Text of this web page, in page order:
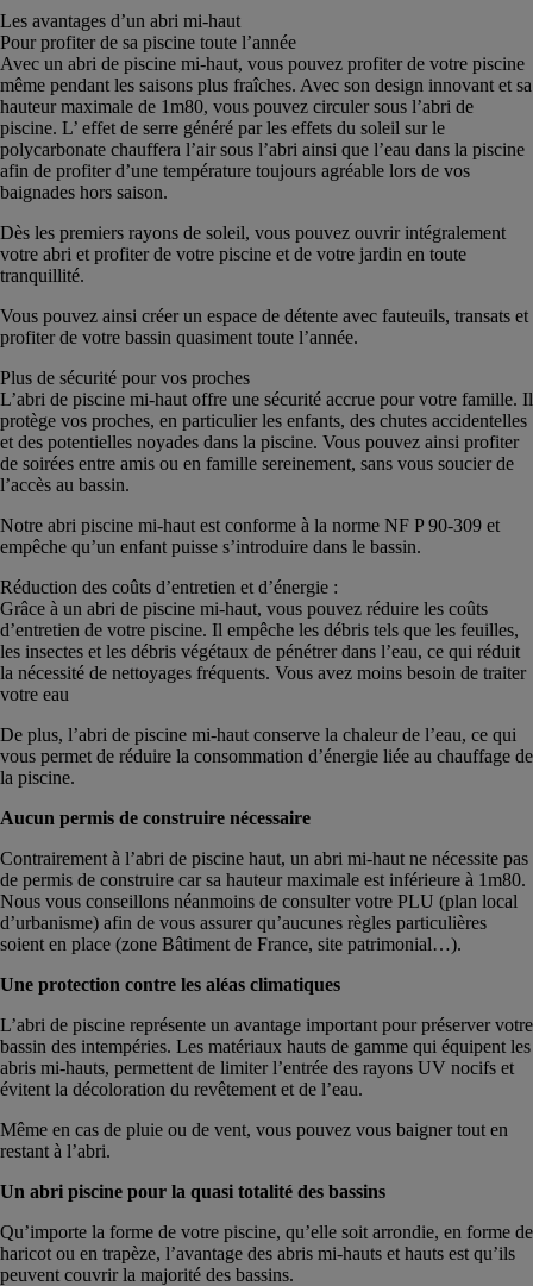
Les avantages d’un abri mi-haut
Pour profiter de sa piscine toute l’année
Avec un abri de piscine mi-haut, vous pouvez profiter de votre piscine
même pendant les saisons plus fraîches. Avec son design innovant et sa
hauteur maximale de 1m80, vous pouvez circuler sous l’abri de
piscine. L’ effet de serre généré par les effets du soleil sur le
polycarbonate chauffera l’air sous l’abri ainsi que l’eau dans la piscine
afin de profiter d’une température toujours agréable lors de vos
baignades hors saison.
Dès les premiers rayons de soleil, vous pouvez ouvrir intégralement
votre abri et profiter de votre piscine et de votre jardin en toute
tranquillité.
Vous pouvez ainsi créer un espace de détente avec fauteuils, transats et
profiter de votre bassin quasiment toute l’année.
Plus de sécurité pour vos proches
L’abri de piscine mi-haut offre une sécurité accrue pour votre famille. Il
protège vos proches, en particulier les enfants, des chutes accidentelles
et des potentielles noyades dans la piscine. Vous pouvez ainsi profiter
de soirées entre amis ou en famille sereinement, sans vous soucier de
l’accès au bassin.
Notre abri piscine mi-haut est conforme à la norme NF P 90-309 et
empêche qu’un enfant puisse s’introduire dans le bassin.
Réduction des coûts d’entretien et d’énergie :
Grâce à un abri de piscine mi-haut, vous pouvez réduire les coûts
d’entretien de votre piscine. Il empêche les débris tels que les feuilles,
les insectes et les débris végétaux de pénétrer dans l’eau, ce qui réduit
la nécessité de nettoyages fréquents. Vous avez moins besoin de traiter
votre eau
De plus, l’abri de piscine mi-haut conserve la chaleur de l’eau, ce qui
vous permet de réduire la consommation d’énergie liée au chauffage de
la piscine.
Aucun permis de construire nécessaire
Contrairement à l’abri de piscine haut, un abri mi-haut ne nécessite pas
de permis de construire car sa hauteur maximale est inférieure à 1m80.
Nous vous conseillons néanmoins de consulter votre PLU (plan local
d’urbanisme) afin de vous assurer qu’aucunes règles particulières
soient en place (zone Bâtiment de France, site patrimonial…).
Une protection contre les aléas climatiques
L’abri de piscine représente un avantage important pour préserver votre
bassin des intempéries. Les matériaux hauts de gamme qui équipent les
abris mi-hauts, permettent de limiter l’entrée des rayons UV nocifs et
évitent la décoloration du revêtement et de l’eau.
Même en cas de pluie ou de vent, vous pouvez vous baigner tout en
restant à l’abri.
Un abri piscine pour la quasi totalité des bassins
Qu’importe la forme de votre piscine, qu’elle soit arrondie, en forme de
haricot ou en trapèze, l’avantage des abris mi-hauts et hauts est qu’ils
peuvent couvrir la majorité des bassins.